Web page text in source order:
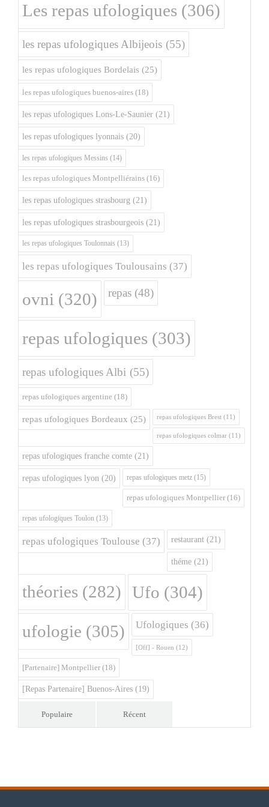
Les repas ufologiques (306)
les repas ufologiques Albijeois (55)
les repas ufologiques Bordelais (25)
les repas ufologiques buenos-aires (18)
les repas ufologiques Lons-Le-Saunier (21)
les repas ufologiques lyonnais (20)
les repas ufologiques Messins (14)
les repas ufologiques Montpelliérains (16)
les repas ufologiques strasbourg (21)
les repas ufologiques strasbourgeois (21)
les repas ufologiques Toulonnais (13)
les repas ufologiques Toulousains (37)
ovni (320) repas (48)
repas ufologiques (303)
repas ufologiques Albi (55)
repas ufologiques argentine (18)
repas ufologiques Bordeaux (25) repas ufologiques Brest (11)
repas ufologiques colmar (11)
repas ufologiques franche comte (21)
repas ufologiques lyon (20) repas ufologiques metz (15)
repas ufologiques Montpellier (16)
repas ufologiques Toulon (13)
repas ufologiques Toulouse (37) restaurant (21)
théme (21)
théories (282) Ufo (304)
ufologie (305) Ufologiques (36)
[Off] - Rouen (12)
[Partenaire] Montpellier (18)
[Repas Partenaire] Buenos-Aires (19)
Populaire Récent